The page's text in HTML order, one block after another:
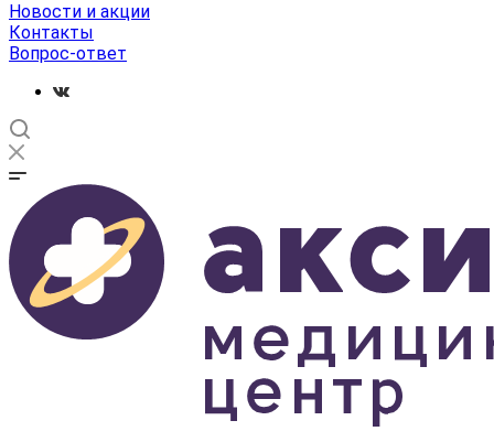
Новости и акции
Контакты
Вопрос-ответ